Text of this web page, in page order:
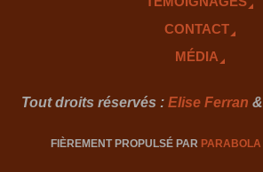
CONTACT
MÉDIA
Tout droits réservés : Elise Ferran &
FIÈREMENT PROPULSÉ PAR PARABOLA